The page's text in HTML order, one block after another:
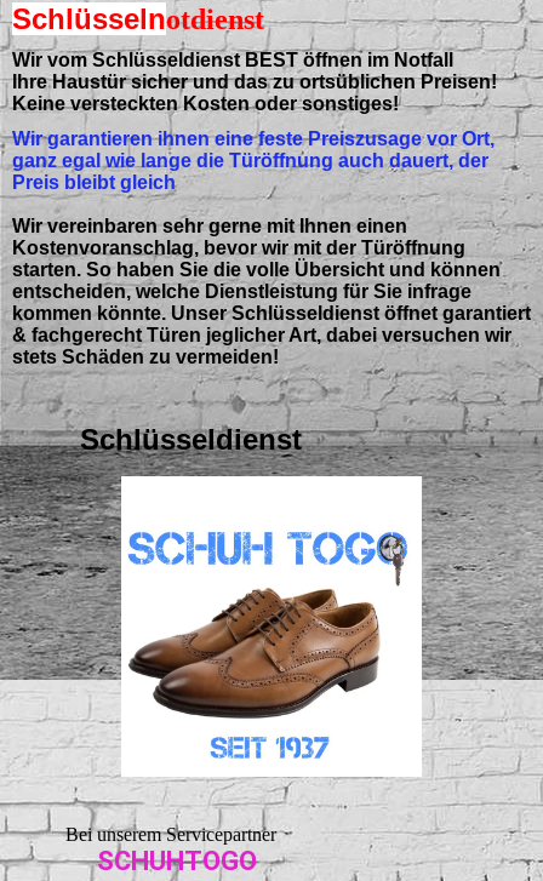
Schlüsselnotdienst
Wir vom Schlüsseldienst BEST öffnen im Notfall
Ihre Haustür sicher und das zu ortsüblichen Preisen!
Keine versteckten Kosten oder sonstiges!
Wir garantieren ihnen eine feste Preiszusage vor Ort,
ganz egal wie lange die Türöffnung auch dauert, der
Preis bleibt gleich
Wir vereinbaren sehr gerne mit Ihnen einen
Kostenvoranschlag, bevor wir mit der Türöffnung
starten. So haben Sie die volle Übersicht und können
entscheiden, welche Dienstleistung für Sie infrage
kommen könnte. Unser Schlüsseldienst öffnet garantiert
& fachgerecht Türen jeglicher Art, dabei versuchen wir
stets Schäden zu vermeiden!
Schlüsseldienst
Bei unserem Servicepartner
SCHUHTOGO